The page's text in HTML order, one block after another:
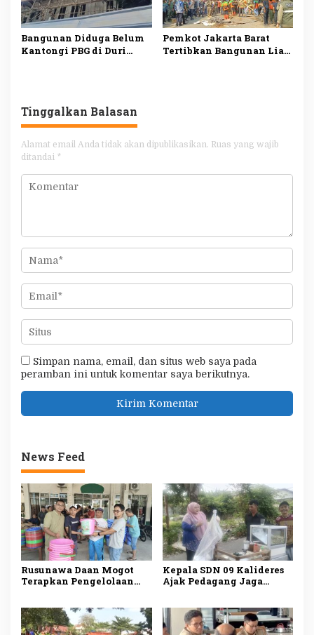
Bangunan Diduga Belum
Kantongi PBG di Duri
Pemkot Jakarta Barat
Tertibkan Bangunan Liar
Tinggalkan Balasan
Alamat email Anda tidak akan dipublikasikan. Ruas yang wajib
ditandai *
Simpan nama, email, dan situs web saya pada
peramban ini untuk komentar saya berikutnya.
News Feed
Rusunawa Daan Mogot
Terapkan Pengelolaan
Rumah
Kepala SDN 09 Kalideres
Ajak Pedagang Jaga